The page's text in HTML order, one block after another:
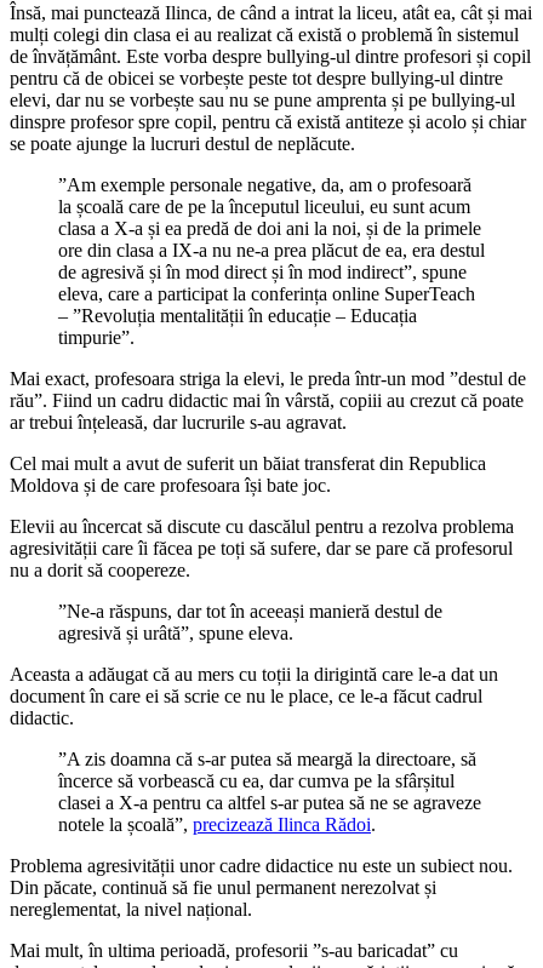
Însă, mai punctează Ilinca, de când a intrat la liceu, atât ea, cât și mai
mulți colegi din clasa ei au realizat că există o problemă în sistemul
de învățământ. Este vorba despre bullying-ul dintre profesori și copil
pentru că de obicei se vorbește peste tot despre bullying-ul dintre
elevi, dar nu se vorbește sau nu se pune amprenta și pe bullying-ul
dinspre profesor spre copil, pentru că există antiteze și acolo și chiar
se poate ajunge la lucruri destul de neplăcute.
”Am exemple personale negative, da, am o profesoară
la școală care de pe la începutul liceului, eu sunt acum
clasa a X-a și ea predă de doi ani la noi, și de la primele
ore din clasa a IX-a nu ne-a prea plăcut de ea, era destul
de agresivă și în mod direct și în mod indirect”, spune
eleva, care a participat la conferința online SuperTeach
– ”Revoluția mentalității în educație – Educația
timpurie”.
Mai exact, profesoara striga la elevi, le preda într-un mod ”destul de
rău”. Fiind un cadru didactic mai în vârstă, copiii au crezut că poate
ar trebui înțeleasă, dar lucrurile s-au agravat.
Cel mai mult a avut de suferit un băiat transferat din Republica
Moldova și de care profesoara își bate joc.
Elevii au încercat să discute cu dascălul pentru a rezolva problema
agresivității care îi făcea pe toți să sufere, dar se pare că profesorul
nu a dorit să coopereze.
”Ne-a răspuns, dar tot în aceeași manieră destul de
agresivă și urâtă”, spune eleva.
Aceasta a adăugat că au mers cu toții la dirigintă care le-a dat un
document în care ei să scrie ce nu le place, ce le-a făcut cadrul
didactic.
”A zis doamna că s-ar putea să meargă la directoare, să
încerce să vorbească cu ea, dar cumva pe la sfârșitul
clasei a X-a pentru ca altfel s-ar putea să ne se agraveze
notele la școală”, precizează Ilinca Rădoi.
Problema agresivității unor cadre didactice nu este un subiect nou.
Din păcate, continuă să fie unul permanent nerezolvat și
nereglementat, la nivel național.
Mai mult, în ultima perioadă, profesorii ”s-au baricadat” cu